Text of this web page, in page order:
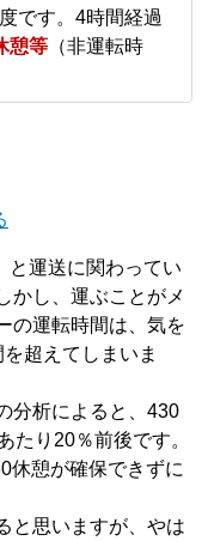
です。4時間経過
憩等 （非運転時
と運送に関わってい
かし、運ぶことがメ
の運転時間は、気を
超えてしまいま
分析によると、430
たり20％前後です。
休憩が確保できずに
と思いますが、やは